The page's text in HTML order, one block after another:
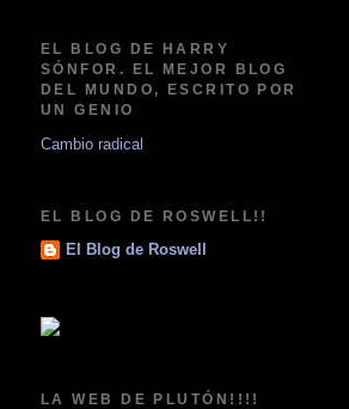
EL BLOG DE HARRY
SÓNFOR. EL MEJOR BLOG
DEL MUNDO, ESCRITO POR
UN GENIO
Cambio radical
EL BLOG DE ROSWELL!!
El Blog de Roswell
LA WEB DE PLUTÓN!!!!